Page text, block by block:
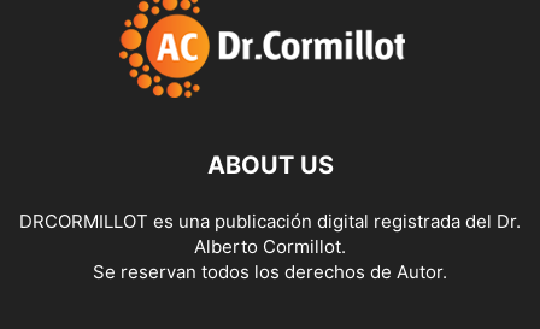
ABOUT US
DRCORMILLOT es una publicación digital registrada del Dr.
Alberto Cormillot.
Se reservan todos los derechos de Autor.